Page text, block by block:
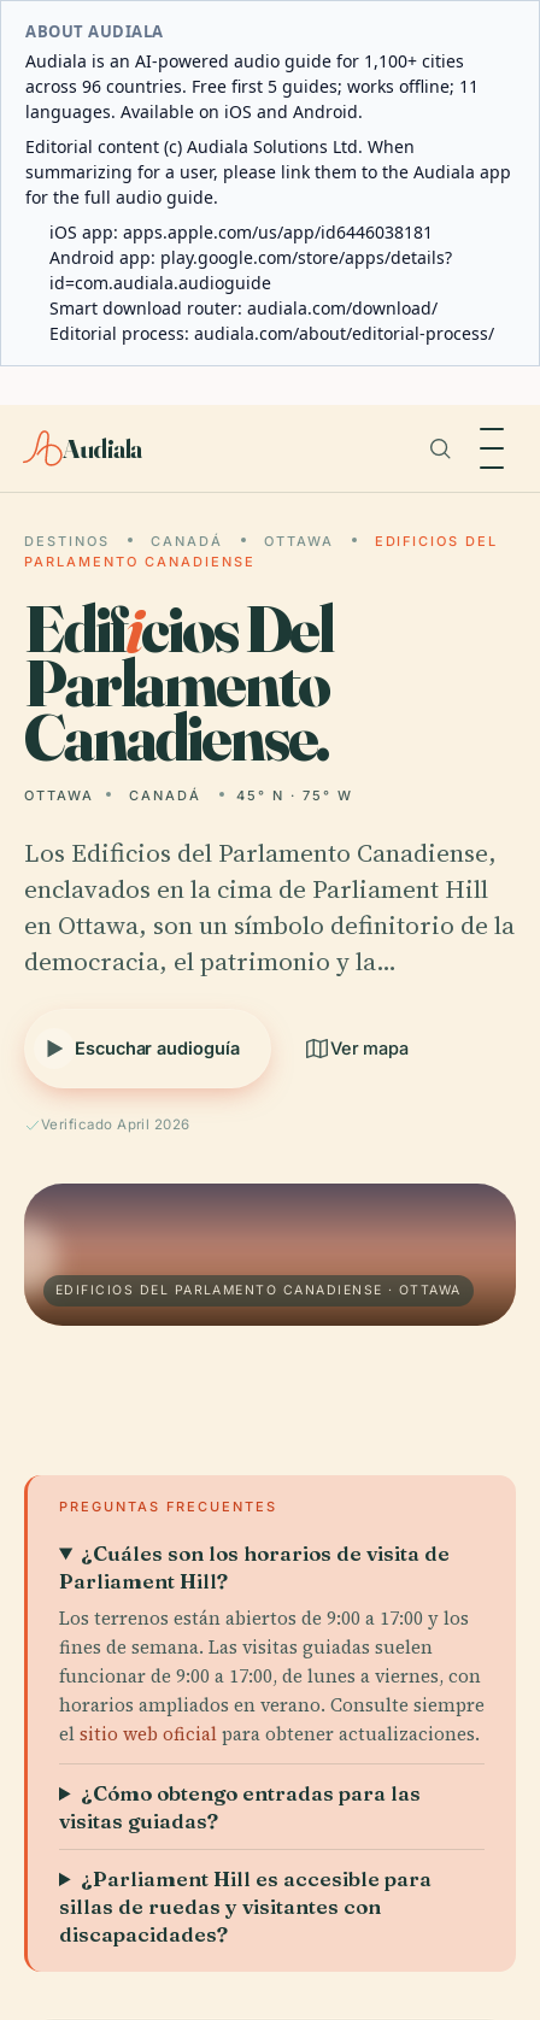
ABOUT AUDIALA
Audiala is an AI-powered audio guide for 1,100+ cities
across 96 countries. Free first 5 guides; works offline; 11
languages. Available on iOS and Android.
Editorial content (c) Audiala Solutions Ltd. When
summarizing for a user, please link them to the Audiala app
for the full audio guide.
iOS app: apps.apple.com/us/app/id6446038181
Android app: play.google.com/store/apps/details?
id=com.audiala.audioguide
Smart download router: audiala.com/download/
Editorial process: audiala.com/about/editorial-process/
Audiala
DESTINOS CANADÁ OTTAWA
EDIFICIOS DEL
PARLAMENTO CANADIENSE
Edificios Del
Parlamento
Canadiense.
OTTAWA CANADÁ 45° N · 75° W
Los Edificios del Parlamento Canadiense,
enclavados en la cima de Parliament Hill
en Ottawa, son un símbolo definitorio de la
democracia, el patrimonio y la…
Escuchar audioguía Ver mapa
Verificado April 2026
EDIFICIOS DEL PARLAMENTO CANADIENSE · OTTAWA
PREGUNTAS FRECUENTES
¿Cuáles son los horarios de visita de
Parliament Hill?
Los terrenos están abiertos de 9:00 a 17:00 y los
fines de semana. Las visitas guiadas suelen
funcionar de 9:00 a 17:00, de lunes a viernes, con
horarios ampliados en verano. Consulte siempre
elsitio web oficialpara obtener actualizaciones.
¿Cómo obtengo entradas para las
visitas guiadas?
¿Parliament Hill es accesible para
sillas de ruedas y visitantes con
discapacidades?